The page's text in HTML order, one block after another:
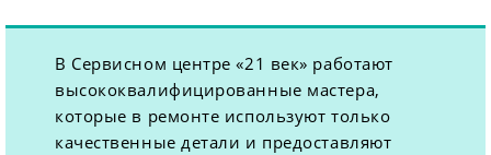
В Сервисном центре «21 век» работают
высококвалифицированные мастера,
которые в ремонте используют только
качественные детали и предоставляют